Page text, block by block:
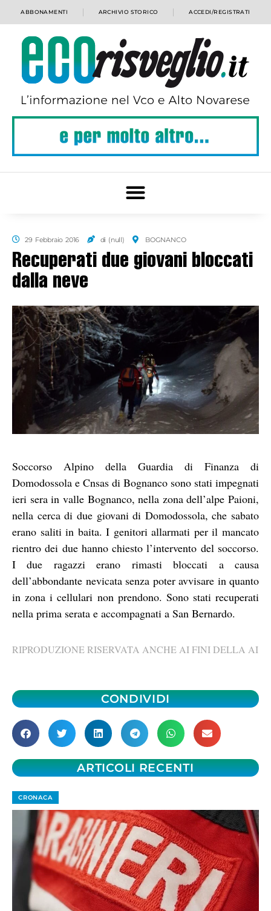
ABBONAMENTI ARCHIVIO STORICO ACCEDI/REGISTRATI
29 Febbraio 2016 di (null) BOGNANCO
Recuperati due giovani bloccati
dalla neve
Soccorso Alpino della Guardia di Finanza di
Domodossola e Cnsas di Bognanco sono stati impegnati
ieri sera in valle Bognanco, nella zona dell’alpe Paioni,
nella cerca di due giovani di Domodossola, che sabato
erano saliti in baita. I genitori allarmati per il mancato
rientro dei due hanno chiesto l’intervento del soccorso.
I due ragazzi erano rimasti bloccati a causa
dell’abbondante nevicata senza poter avvisare in quanto
in zona i cellulari non prendono. Sono stati recuperati
nella prima serata e accompagnati a San Bernardo.
RIPRODUZIONE RISERVATA ANCHE AI FINI DELLA AI
CONDIVIDI
ARTICOLI RECENTI
CRONACA